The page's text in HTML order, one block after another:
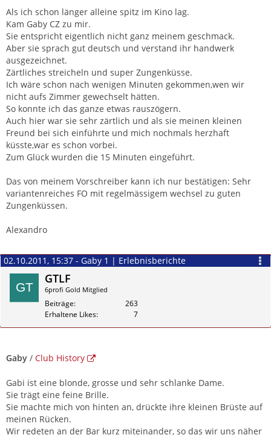
Als ich schon länger alleine spitz im Kino lag.
Kam Gaby CZ zu mir.
Sie entspricht eigentlich nicht ganz meinem geschmack.
Aber sie sprach gut deutsch und verstand ihr handwerk
ausgezeichnet.
Zärtliches streicheln und super Zungenküsse.
Ich wäre schon nach wenigen Minuten gekommen,wen wir
nicht aufs Zimmer gewechselt hätten.
So konnte ich das ganze etwas rauszögern.
Auch hier war sie sehr zärtlich und als sie meinen kleinen
Freund bei sich einführte und mich nochmals herzhaft
küsste,war es schon vorbei.
Zum Glück wurden die 15 Minuten eingeführt.
Das von meinem Vorschreiber kann ich nur bestätigen: Sehr
variantenreiches FO mit regelmässigem wechsel zu guten
Zungenküssen.
Alexandro
02.10.2011, 15:37 - Gaby 1 | Erlebnisberichte
GTLF
6profi Gold Mitglied
Beiträge
263
Erhaltene Likes
7
Gaby / Club History
Gabi ist eine blonde, grosse und sehr schlanke Dame.
Sie trägt eine feine Brille.
Sie machte mich von hinten an, drückte ihre kleinen Brüste auf
meinen Rücken.
Wir redeten an der Bar kurz miteinander, so das wir uns näher